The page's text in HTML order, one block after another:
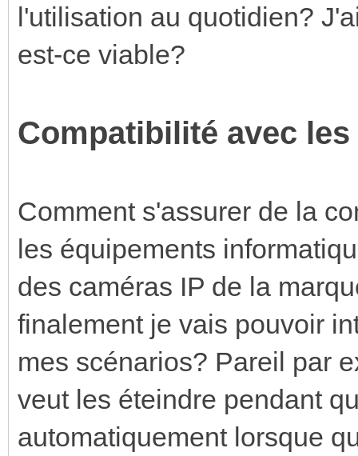
l'utilisation au quotidien?
est-ce viable?
Compatibilité avec
Comment s'assurer de la
les équipements
des caméras IP de la
finalement je vais pouvoir
mes scénarios? Pareil par
veut les éteindre pendant
automatiquement lorsque